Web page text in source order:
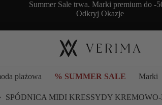
Summer Sale trwa. Marki premium do -
Odkryj Okazje
plażowa % SUMMER SALE Marki
SPÓDNICA MIDI KRESSYDY